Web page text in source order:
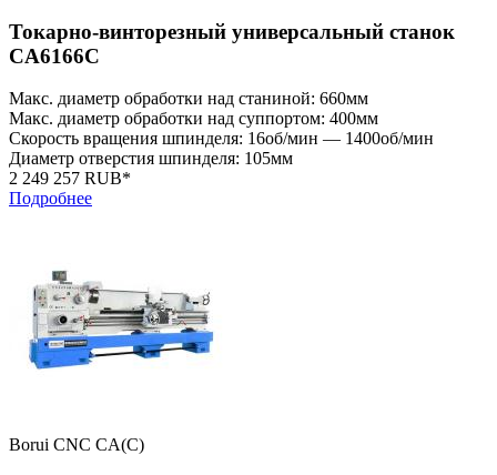
Токарно-винторезный универсальный станок
CA6166C
Макс. диаметр обработки над станиной: 660мм
Макс. диаметр обработки над суппортом: 400мм
Скорость вращения шпинделя: 16об/мин — 1400об/мин
Диаметр отверстия шпинделя: 105мм
2 249 257 RUB*
Подробнее
Borui CNC CA(C)